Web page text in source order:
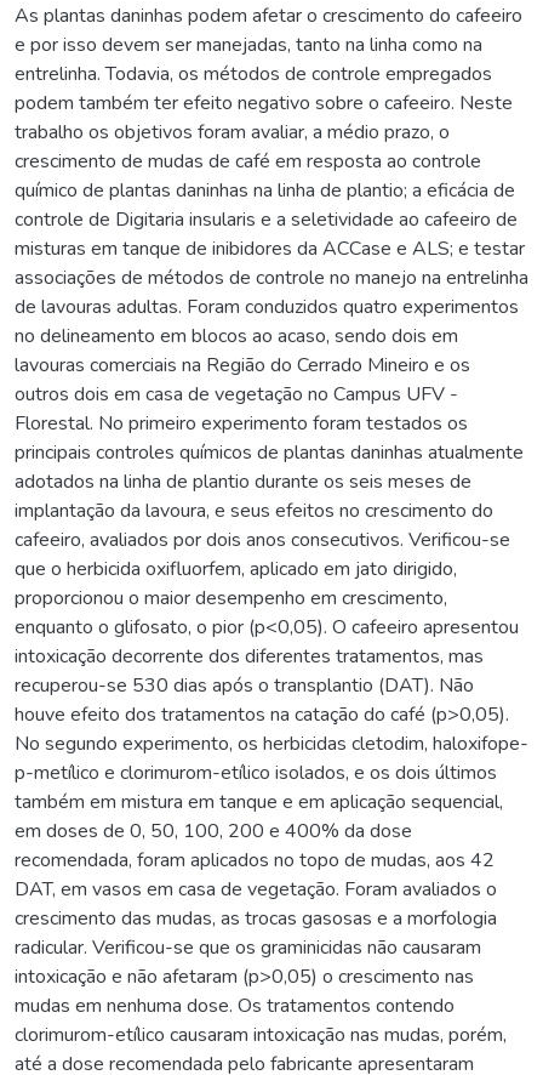
As plantas daninhas podem afetar o crescimento do cafeeiro
e por isso devem ser manejadas, tanto na linha como na
entrelinha. Todavia, os métodos de controle empregados
podem também ter efeito negativo sobre o cafeeiro. Neste
trabalho os objetivos foram avaliar, a médio prazo, o
crescimento de mudas de café em resposta ao controle
químico de plantas daninhas na linha de plantio; a eficácia de
controle de Digitaria insularis e a seletividade ao cafeeiro de
misturas em tanque de inibidores da ACCase e ALS; e testar
associações de métodos de controle no manejo na entrelinha
de lavouras adultas. Foram conduzidos quatro experimentos
no delineamento em blocos ao acaso, sendo dois em
lavouras comerciais na Região do Cerrado Mineiro e os
outros dois em casa de vegetação no Campus UFV -
Florestal. No primeiro experimento foram testados os
principais controles químicos de plantas daninhas atualmente
adotados na linha de plantio durante os seis meses de
implantação da lavoura, e seus efeitos no crescimento do
cafeeiro, avaliados por dois anos consecutivos. Verificou-se
que o herbicida oxifluorfem, aplicado em jato dirigido,
proporcionou o maior desempenho em crescimento,
enquanto o glifosato, o pior (p<0,05). O cafeeiro apresentou
intoxicação decorrente dos diferentes tratamentos, mas
recuperou-se 530 dias após o transplantio (DAT). Não
houve efeito dos tratamentos na catação do café (p>0,05).
No segundo experimento, os herbicidas cletodim, haloxifope-
p-metílico e clorimurom-etílico isolados, e os dois últimos
também em mistura em tanque e em aplicação sequencial,
em doses de 0, 50, 100, 200 e 400% da dose
recomendada, foram aplicados no topo de mudas, aos 42
DAT, em vasos em casa de vegetação. Foram avaliados o
crescimento das mudas, as trocas gasosas e a morfologia
radicular. Verificou-se que os graminicidas não causaram
intoxicação e não afetaram (p>0,05) o crescimento nas
mudas em nenhuma dose. Os tratamentos contendo
clorimurom-etílico causaram intoxicação nas mudas, porém,
até a dose recomendada pelo fabricante apresentaram